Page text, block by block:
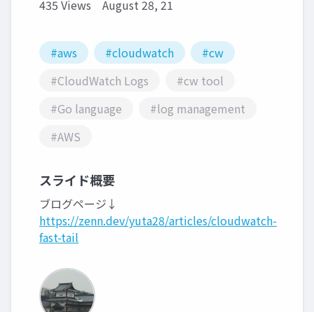
435 Views August 28, 21
#aws #cloudwatch
#cw
#CloudWatch Logs
#cw tool
#Go language
#log management
#AWS
スライド概要
ブログページ↓
https://zenn.dev/yuta28/articles/cloudwatch-
fast-tail